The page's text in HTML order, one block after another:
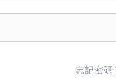
忘記密碼